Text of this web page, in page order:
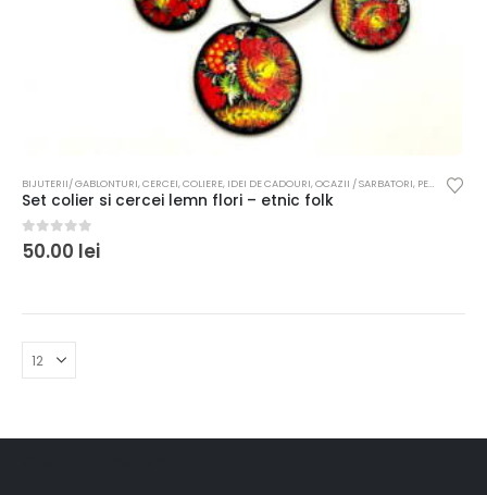
BIJUTERII/ GABLONTURI,CERCEI,COLIERE, IDEI DE CADOURI,OCAZII / SARBATORI, PENTRU FEMEI
Set colier si cercei lemn flori – etnic folk
0out of 5
50.00 lei